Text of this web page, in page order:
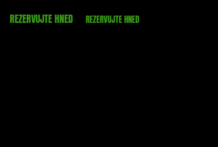
REZERVUJTE HNED REZERVUJTE HNED